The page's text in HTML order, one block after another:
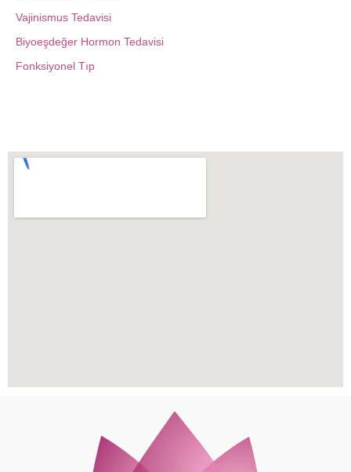
Vajinismus Tedavisi
Biyoeşdeğer Hormon Tedavisi
Fonksiyonel Tıp